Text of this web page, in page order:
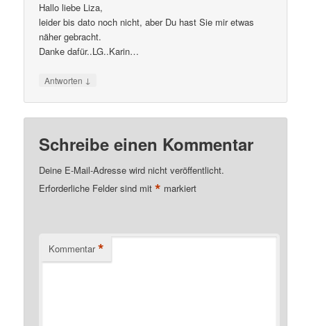
Hallo liebe Liza,
leider bis dato noch nicht, aber Du hast Sie mir etwas
näher gebracht.
Danke dafür..LG..Karin…
Antworten ↓
Schreibe einen Kommentar
Deine E-Mail-Adresse wird nicht veröffentlicht.
Erforderliche Felder sind mit* markiert
Kommentar *